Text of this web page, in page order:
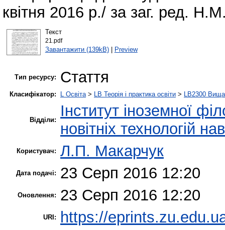
квітня 2016 р./ за заг. ред.
Текст
21.pdf
Завантажити (139kB)| Preview
Тип ресурсу: Стаття
Класифікатор: L Освіта> LB Теорія і практика освіти > LB2300 Вища
Відділи:
Інститут іноземної
новітніх технологій
Користувач: Л.П. Макарчук
Дата подачі: 23 Серп 2016 12:20
Оновлення: 23 Серп 2016 12:20
URI: https://